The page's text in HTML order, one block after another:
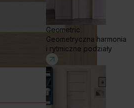
Geometric
Geometryczna harmonia
i rytmiczne podziały